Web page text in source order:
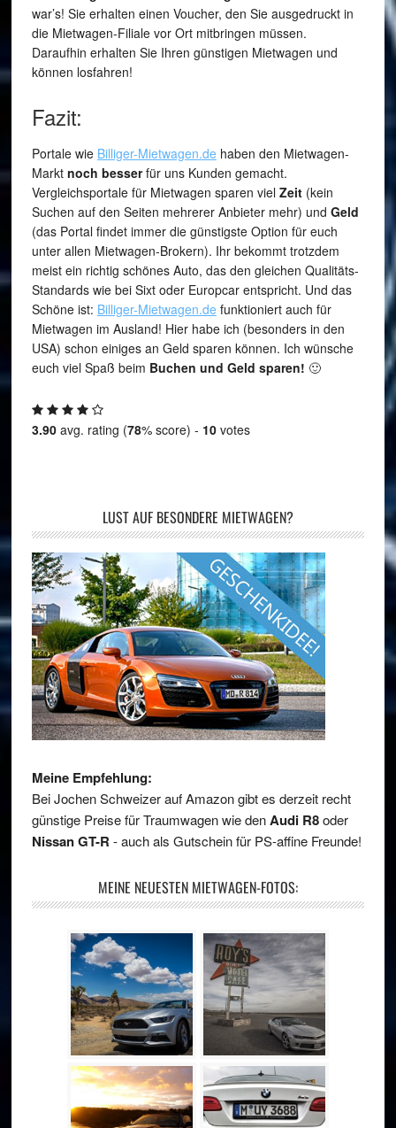
war’s! Sie erhalten einen Voucher, den Sie ausgedruckt in
die Mietwagen-Filiale vor Ort mitbringen müssen.
Daraufhin erhalten Sie Ihren günstigen Mietwagen und
können losfahren!
Fazit:
Portale wie Billiger-Mietwagen.de haben den Mietwagen-
Marktnoch besserfür uns Kunden gemacht.
Vergleichsportale für Mietwagen sparen viel Zeit(kein
Suchen auf den Seiten mehrerer Anbieter mehr) und Geld
(das Portal findet immer die günstigste Option für euch
unter allen Mietwagen-Brokern). Ihr bekommt trotzdem
meist ein richtig schönes Auto, das den gleichen Qualitäts-
Standards wie bei Sixt oder Europcar entspricht. Und das
Schöne ist: Billiger-Mietwagen.de funktioniert auch für
Mietwagen im Ausland! Hier habe ich (besonders in den
USA) schon einiges an Geld sparen können. Ich wünsche
euch viel Spaß beim Buchen und Geld sparen! 🙂
3.90avg. rating (78% score) - 10votes
LUST AUF BESONDERE MIETWAGEN?
Meine Empfehlung:
Bei Jochen Schweizer auf Amazon gibt es derzeit recht
günstige Preise für Traumwagen wie denAudi R8oder
Nissan GT-R - auch als Gutschein für PS-affine Freunde!
MEINE NEUESTEN MIETWAGEN-FOTOS: